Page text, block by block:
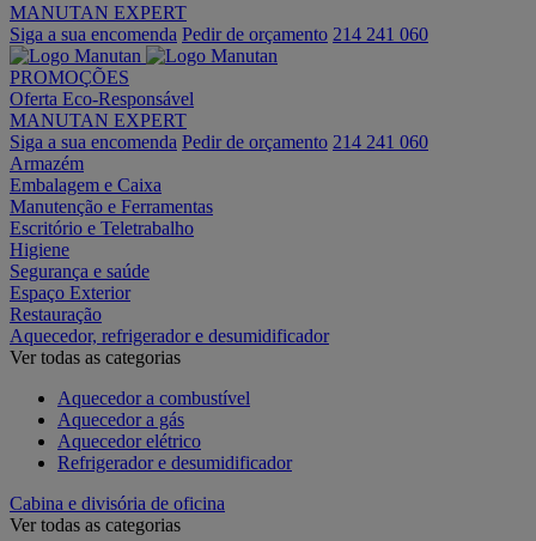
MANUTAN EXPERT
Siga a sua encomenda Pedir de orçamento 214 241 060
PROMOÇÕES
Oferta Eco-Responsável
MANUTAN EXPERT
Siga a sua encomenda Pedir de orçamento 214 241 060
Armazém
Embalagem e Caixa
Manutenção e Ferramentas
Escritório e Teletrabalho
Higiene
Segurança e saúde
Espaço Exterior
Restauração
Aquecedor, refrigerador e desumidificador
Ver todas as categorias
Aquecedor a combustível
Aquecedor a gás
Aquecedor elétrico
Refrigerador e desumidificador
Cabina e divisória de oficina
Ver todas as categorias